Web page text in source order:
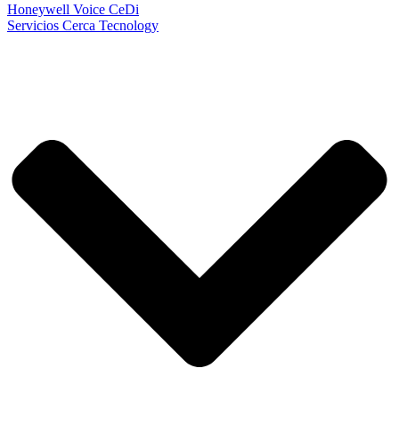
Honeywell Voice CeDi
Servicios Cerca Tecnology